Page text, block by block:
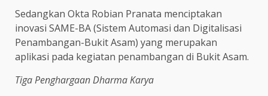
Sedangkan Okta Robian Pranata menciptakan
inovasi SAME-BA (Sistem Automasi dan Digitalisasi
Penambangan-Bukit Asam) yang merupakan
aplikasi pada kegiatan penambangan di Bukit Asam.
Tiga Penghargaan Dharma Karya